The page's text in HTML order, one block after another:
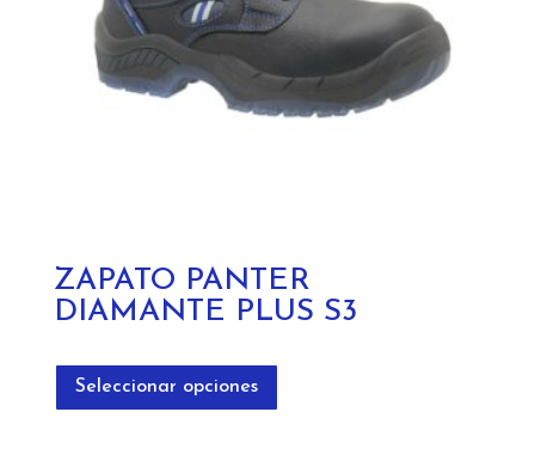
la
página
producto
ZAPATO PANTER
DIAMANTE PLUS S3
Seleccionar opciones